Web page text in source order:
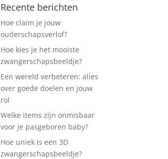
Recente berichten
Hoe claim je jouw
ouderschapsverlof?
Hoe kies je het mooiste
zwangerschapsbeeldje?
Een wereld verbeteren: alles
over goede doelen en jouw
rol
Welke items zijn onmisbaar
voor je pasgeboren baby?
Hoe uniek is een 3D
zwangerschapsbeeldje?